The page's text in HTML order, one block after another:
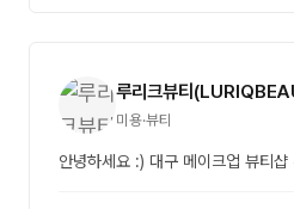
루리크뷰티
미용·뷰티
안녕하세요 :) 대구 메이크업 뷰티샵